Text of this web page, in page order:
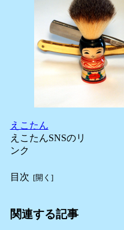
えこたん
えこたんSNSのリ
ンク
目次
関連する記事